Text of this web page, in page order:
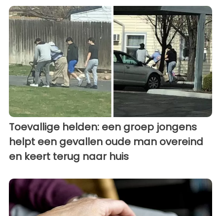
Toevallige helden: een groep jongens
helpt een gevallen oude man overeind
en keert terug naar huis